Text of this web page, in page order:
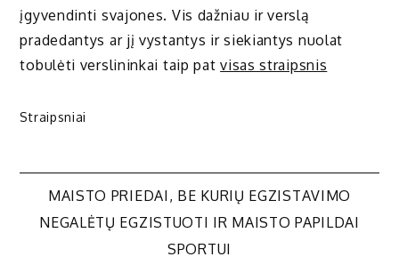
įgyvendinti svajones. Vis dažniau ir verslą
pradedantys ar jį vystantys ir siekiantys nuolat
tobulėti verslininkai taip patvisas straipsnis
Straipsniai
Navigacija
MAISTO PRIEDAI, BE KURIŲ EGZISTAVIMO
NEGALĖTŲ EGZISTUOTI IR MAISTO PAPILDAI
SPORTUI